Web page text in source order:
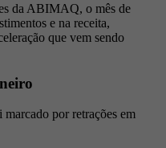
da ABIMAQ, o mês de
e na receita,
que vem sendo
por retrações em